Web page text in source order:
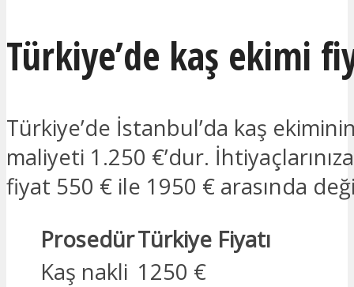
Türkiye’de kaş ekimi
Türkiye’de İstanbul’da kaş
maliyeti 1.250 €’dur.
fiyat 550 € ile 1950 € arasında
ProsedürTürkiye Fiyatı
Kaş nakli 1250 €